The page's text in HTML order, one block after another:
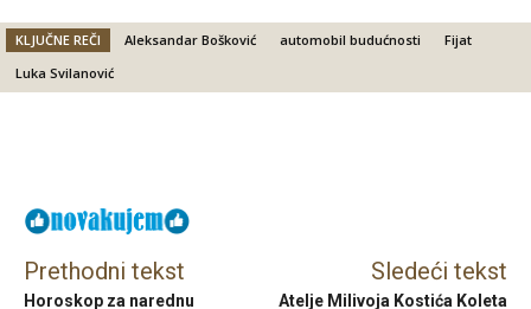
KLJUČNE REČI Aleksandar Bošković automobil budućnosti
Fijat
Luka Svilanović
Prethodni tekst
Horoskop za narednu
Sledeći tekst
Atelje Milivoja Kostića Koleta